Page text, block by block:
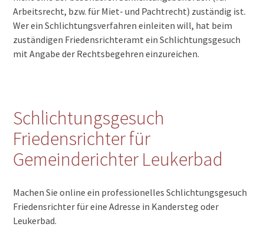
Arbeitsrecht, bzw. für Miet- und Pachtrecht) zuständig ist.
Wer ein Schlichtungsverfahren einleiten will, hat beim
zuständigen Friedensrichteramt ein Schlichtungsgesuch
mit Angabe der Rechtsbegehren einzureichen.
Schlichtungsgesuch
Friedensrichter für
Gemeinderichter Leukerbad
Machen Sie online ein professionelles Schlichtungsgesuch
Friedensrichter für eine Adresse in Kandersteg oder
Leukerbad.